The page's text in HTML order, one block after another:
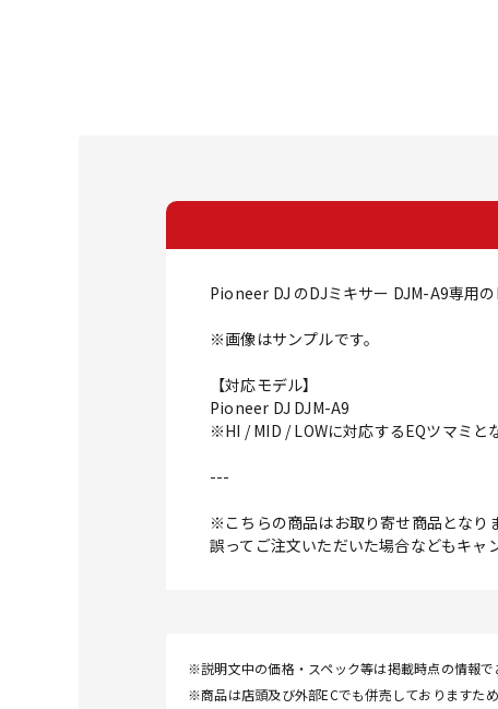
Pioneer DJ のDJミキサー DJM-A9専用の
※画像はサンプルです。
【対応モデル】
Pioneer DJ DJM-A9
※HI / MID / LOWに対応するEQツマミと
---
※こちらの商品はお取り寄せ商品となりま
誤ってご注文いただいた場合などもキャ
※説明文中の価格・スペック等は掲載時点の情報で
※商品は店頭及び外部ECでも併売しておりますた